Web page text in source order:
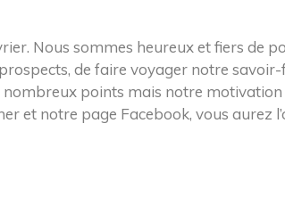
Nous sommes heureux et fiers de
de faire voyager notre
points mais notre
et notre page Facebook, vous aurez